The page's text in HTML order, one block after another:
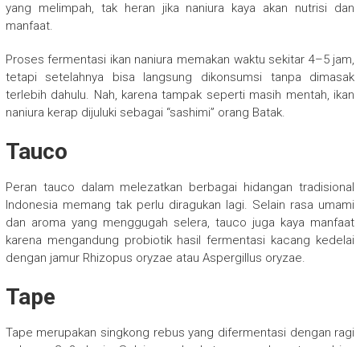
yang melimpah, tak heran jika naniura kaya akan nutrisi dan
manfaat.
Proses fermentasi ikan naniura memakan waktu sekitar 4–5 jam,
tetapi setelahnya bisa langsung dikonsumsi tanpa dimasak
terlebih dahulu. Nah, karena tampak seperti masih mentah, ikan
naniura kerap dijuluki sebagai “sashimi” orang Batak.
Tauco
Peran tauco dalam melezatkan berbagai hidangan tradisional
Indonesia memang tak perlu diragukan lagi. Selain rasa umami
dan aroma yang menggugah selera, tauco juga kaya manfaat
karena mengandung probiotik hasil fermentasi kacang kedelai
dengan jamur Rhizopus oryzae atau Aspergillus oryzae.
Tape
Tape merupakan singkong rebus yang difermentasi dengan ragi